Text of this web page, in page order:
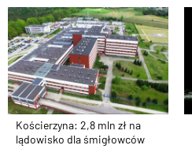
Kościerzyna: 2,8 mln zł na
lądowisko dla śmigłowców